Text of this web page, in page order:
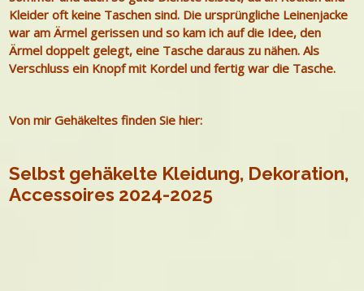
Kleider oft keine Taschen sind. Die ursprüngliche Leinenjacke
war am Ärmel gerissen und so kam ich auf die Idee, den
Ärmel doppelt gelegt, eine Tasche daraus zu nähen. Als
Verschluss ein Knopf mit Kordel und fertig war die Tasche.
Von mir Gehäkeltes finden Sie hier:
Selbst gehäkelte Kleidung, Dekoration,
Accessoires 2024-2025